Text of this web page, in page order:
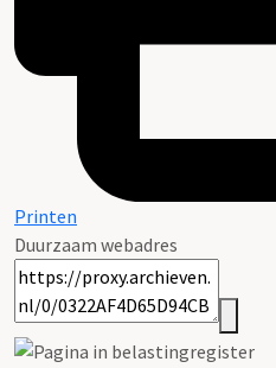
Printen
Duurzaam webadres